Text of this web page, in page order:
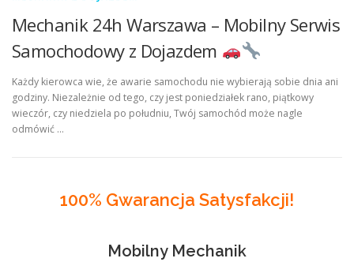
Mechanik 24h Warszawa – Mobilny Serwis
Samochodowy z Dojazdem
Każdy kierowca wie, że awarie samochodu nie wybierają sobie dnia ani
godziny. Niezależnie od tego, czy jest poniedziałek rano, piątkowy
wieczór, czy niedziela po południu, Twój samochód może nagle
odmówić …
100% Gwarancja Satysfakcji!
Mobilny Mechanik